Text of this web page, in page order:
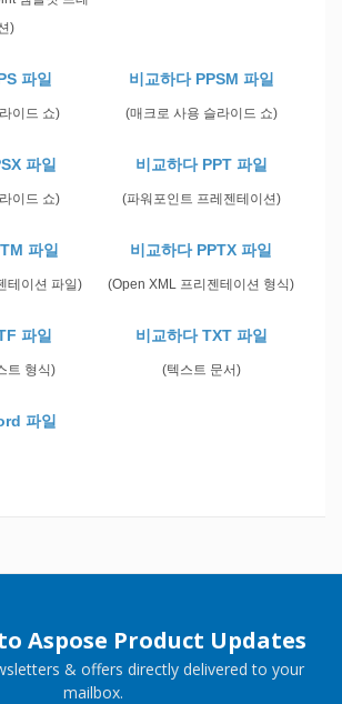
)
파일
이드 쇼)
비교하다 PPSM 파일
(매크로 사용 슬라이드 쇼)
파일
이드 쇼)
비교하다 PPT 파일
(파워포인트 프레젠테이션)
파일
테이션 파일)
비교하다 PPTX 파일
(Open XML 프리젠테이션 형식)
파일
트 형식)
비교하다 TXT 파일
(텍스트 문서)
파일
Aspose Product Updates
& offers directly delivered to your
mailbox.